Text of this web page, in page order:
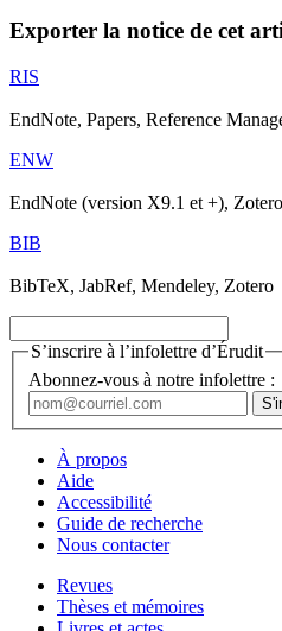
Exporter la notice de cet
RIS
EndNote, Papers, Reference
ENW
EndNote (version X9.1 et +), Zotero
BIB
BibTeX, JabRef, Mendeley, Zotero
S’inscrire à l’infolettre d’Érudit
Abonnez-vous à notre infolettre :
À propos
Aide
Accessibilité
Guide de recherche
Nous contacter
Revues
Thèses et mémoires